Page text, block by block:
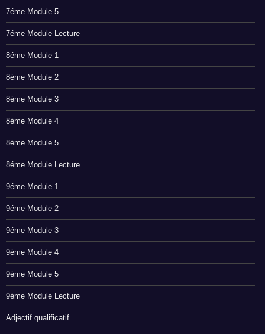
7éme Module 5
7éme Module Lecture
8éme Module 1
8éme Module 2
8éme Module 3
8éme Module 4
8éme Module 5
8éme Module Lecture
9éme Module 1
9éme Module 2
9éme Module 3
9éme Module 4
9éme Module 5
9éme Module Lecture
Adjectif qualificatif